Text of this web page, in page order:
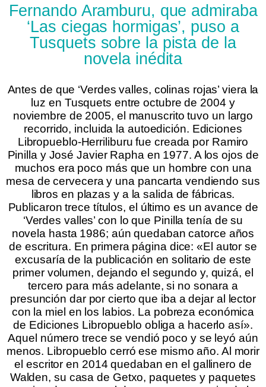
Fernando Aramburu, que admiraba
‘Las ciegas hormigas’, puso a
Tusquets sobre la pista de la
novela inédita
Antes de que ‘Verdes valles, colinas rojas’ viera la
luz en Tusquets entre octubre de 2004 y
noviembre de 2005, el manuscrito tuvo un largo
recorrido, incluida la autoedición. Ediciones
Libropueblo-Herriliburu fue creada por Ramiro
Pinilla y José Javier Rapha en 1977. A los ojos de
muchos era poco más que un hombre con una
mesa de cervecera y una pancarta vendiendo sus
libros en plazas y a la salida de fábricas.
Publicaron trece títulos, el último es un avance de
‘Verdes valles’ con lo que Pinilla tenía de su
novela hasta 1986; aún quedaban catorce años
de escritura. En primera página dice: «El autor se
excusaría de la publicación en solitario de este
primer volumen, dejando el segundo y, quizá, el
tercero para más adelante, si no sonara a
presunción dar por cierto que iba a dejar al lector
con la miel en los labios. La pobreza económica
de Ediciones Libropueblo obliga a hacerlo así».
Aquel número trece se vendió poco y se leyó aún
menos. Libropueblo cerró ese mismo año. Al morir
el escritor en 2014 quedaban en el gallinero de
Walden, su casa de Getxo, paquetes y paquetes